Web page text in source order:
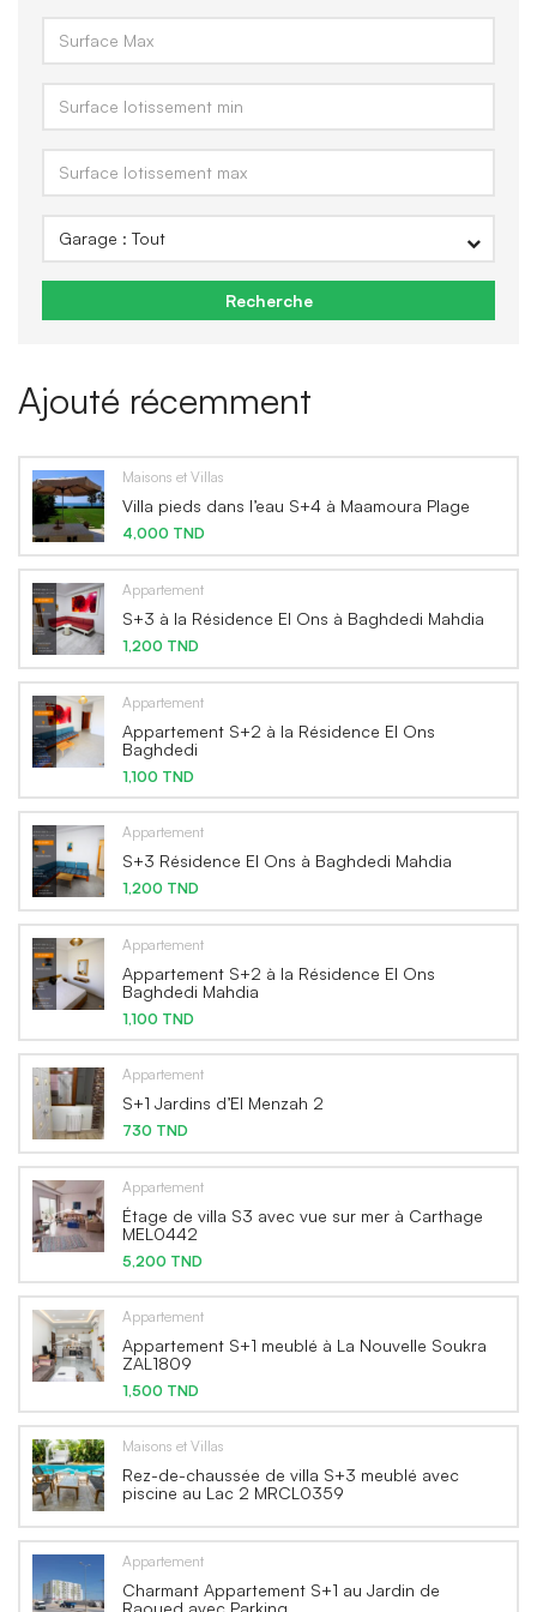
Recherche
Ajouté récemment
Maisons et Villas
Villa pieds dans l’eau S+4 à Maamoura Plage
4,000 TND
Appartement
S+3 à la Résidence El Ons à Baghdedi Mahdia
1,200 TND
Appartement
Appartement S+2 à la Résidence El Ons
Baghdedi
1,100 TND
Appartement
S+3 Résidence El Ons à Baghdedi Mahdia
1,200 TND
Appartement
Appartement S+2 à la Résidence El Ons
Baghdedi Mahdia
1,100 TND
Appartement
S+1 Jardins d’El Menzah 2
730 TND
Appartement
Étage de villa S3 avec vue sur mer à Carthage
MEL0442
5,200 TND
Appartement
Appartement S+1 meublé à La Nouvelle Soukra
ZAL1809
1,500 TND
Maisons et Villas
Rez-de-chaussée de villa S+3 meublé avec
piscine au Lac 2 MRCL0359
Appartement
Charmant Appartement S+1 au Jardin de
Raoued avec Parking